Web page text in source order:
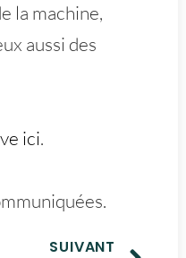
la machine,
aussi des
ici.
SUIVANT